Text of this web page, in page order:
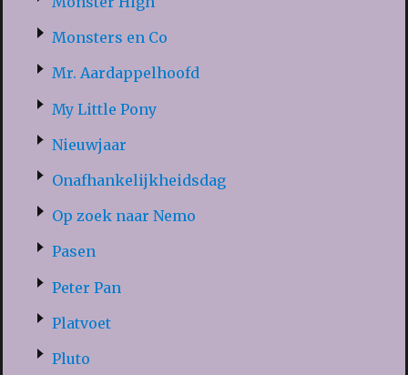
Monsters en Co
Mr. Aardappelhoofd
My Little Pony
Nieuwjaar
Onafhankelijkheidsdag
Op zoek naar Nemo
Pasen
Peter Pan
Platvoet
Pluto